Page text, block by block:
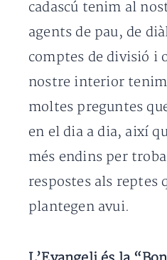
cadascú tenim al
agents de pau, de
comptes de divisió i
nostre interior tenim
moltes preguntes
en el dia a dia, així
més endins per
respostes als reptes
plantegen avui.